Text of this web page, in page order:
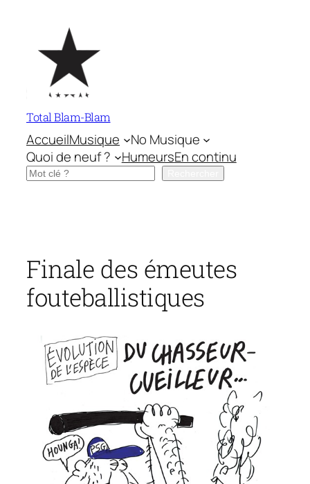
contenu
Total Blam-Blam
AccueilMusique
No Musique
Quoi de neuf ?
HumeursEn continu
Rechercher
Finale des émeutes
fouteballistiques